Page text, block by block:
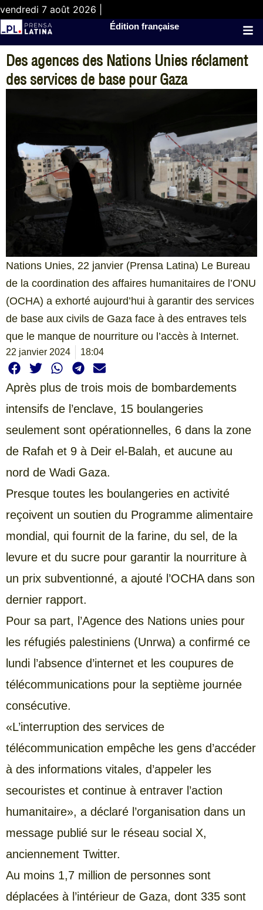
vendredi 7 août 2026 |
Édition française
Des agences des Nations Unies réclament
des services de base pour Gaza
Nations Unies, 22 janvier (Prensa Latina) Le Bureau
de la coordination des affaires humanitaires de l’ONU
(OCHA) a exhorté aujourd’hui à garantir des services
de base aux civils de Gaza face à des entraves tels
que le manque de nourriture ou l’accès à Internet.
22 janvier 2024 18:04
Après plus de trois mois de bombardements
intensifs de l’enclave, 15 boulangeries
seulement sont opérationnelles, 6 dans la zone
de Rafah et 9 à Deir el-Balah, et aucune au
nord de Wadi Gaza.
Presque toutes les boulangeries en activité
reçoivent un soutien du Programme alimentaire
mondial, qui fournit de la farine, du sel, de la
levure et du sucre pour garantir la nourriture à
un prix subventionné, a ajouté l’OCHA dans son
dernier rapport.
Pour sa part, l’Agence des Nations unies pour
les réfugiés palestiniens (Unrwa) a confirmé ce
lundi l’absence d’internet et les coupures de
télécommunications pour la septième journée
consécutive.
«L’interruption des services de
télécommunication empêche les gens d’accéder
à des informations vitales, d’appeler les
secouristes et continue à entraver l’action
humanitaire», a déclaré l’organisation dans un
message publié sur le réseau social X,
anciennement Twitter.
Au moins 1,7 million de personnes sont
déplacées à l’intérieur de Gaza, dont 335 sont